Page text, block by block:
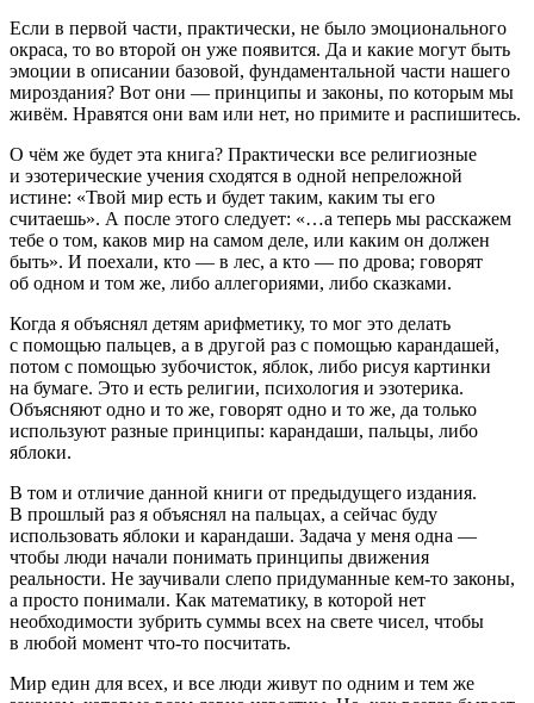
Если в первой части, практически, не было эмоционального
окраса, то во второй он уже появится. Да и какие могут быть
эмоции в описании базовой, фундаментальной части нашего
мироздания? Вот они — принципы и законы, по которым мы
живём. Нравятся они вам или нет, но примите и распишитесь.
О чём же будет эта книга? Практически все религиозные
и эзотерические учения сходятся в одной непреложной
истине: «Твой мир есть и будет таким, каким ты его
считаешь». А после этого следует: «…а теперь мы расскажем
тебе о том, каков мир на самом деле, или каким он должен
быть». И поехали, кто — в лес, а кто — по дрова; говорят
об одном и том же, либо аллегориями, либо сказками.
Когда я объяснял детям арифметику, то мог это делать
с помощью пальцев, а в другой раз с помощью карандашей,
потом с помощью зубочисток, яблок, либо рисуя картинки
на бумаге. Это и есть религии, психология и эзотерика.
Объясняют одно и то же, говорят одно и то же, да только
используют разные принципы: карандаши, пальцы, либо
яблоки.
В том и отличие данной книги от предыдущего издания.
В прошлый раз я объяснял на пальцах, а сейчас буду
использовать яблоки и карандаши. Задача у меня одна —
чтобы люди начали понимать принципы движения
реальности. Не заучивали слепо придуманные кем-то законы,
а просто понимали. Как математику, в которой нет
необходимости зубрить суммы всех на свете чисел, чтобы
в любой момент что-то посчитать.
Мир един для всех, и все люди живут по одним и тем же